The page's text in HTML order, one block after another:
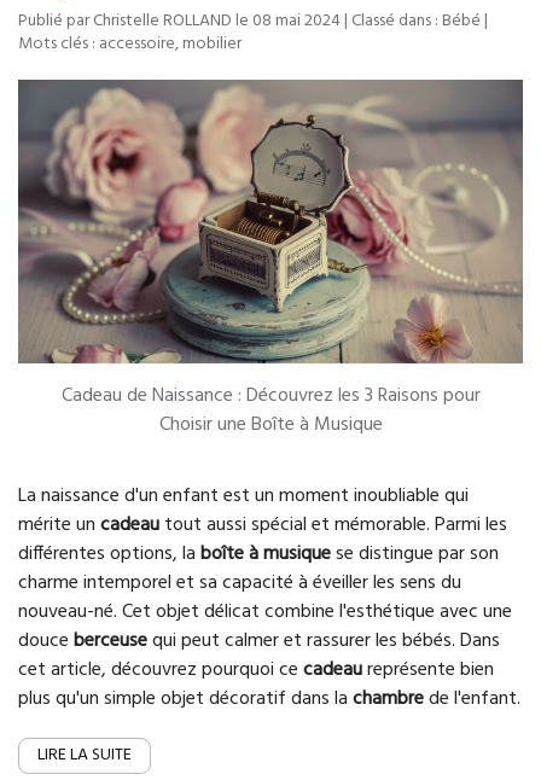
Publié par Christelle ROLLAND le 08 mai 2024| Classé dans : Bébé |
Mots clés : accessoire,mobilier
Cadeau de Naissance : Découvrez les 3 Raisons pour
Choisir une Boîte à Musique
La naissance d'un enfant est un moment inoubliable qui
mérite uncadeautout aussi spécial et mémorable. Parmi les
différentes options, laboîte à musiquese distingue par son
charme intemporel et sa capacité à éveiller les sens du
nouveau-né. Cet objet délicat combine l'esthétique avec une
douceberceusequi peut calmer et rassurer les bébés. Dans
cet article, découvrez pourquoi cecadeaureprésente bien
plus qu'un simple objet décoratif dans lachambrede l'enfant.
LIRE LA SUITE